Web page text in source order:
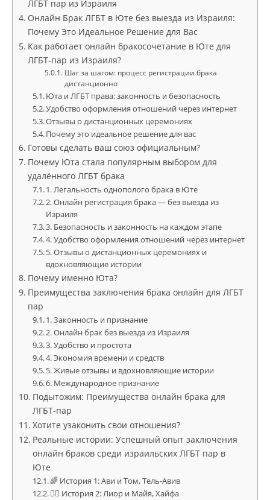
ЛГБТ пар из Израиля
Онлайн Брак ЛГБТ в Юте без выезда из Израиля:
Почему Это Идеальное Решение для Вас
Как работает онлайн бракосочетание в Юте для
ЛГБТ-пар из Израиля?
Шаг за шагом: процесс регистрации брака
дистанционно
Юта и ЛГБТ права: законность и безопасность
Удобство оформления отношений через интернет
Отзывы о дистанционных церемониях
Почему это идеальное решение для вас
Готовы сделать ваш союз официальным?
Почему Юта стала популярным выбором для
удалённого ЛГБТ брака
1. Легальность однополого брака в Юте
2. Онлайн регистрация брака — без выезда из
Израиля
3. Безопасность и законность на каждом этапе
4. Удобство оформления отношений через интернет
5. Отзывы о дистанционных церемониях и
вдохновляющие истории
Почему именно Юта?
Преимущества заключения брака онлайн для ЛГБТ
пар
1. Законность и признание
2. Онлайн брак без выезда из Израиля
3. Удобство и простота
4. Экономия времени и средств
5. Живые отзывы и вдохновляющие истории
6. Международное признание
Подытожим: Преимущества онлайн брака для
ЛГБТ-пар
Хотите узаконить свои отношения?
Реальные истории: Успешный опыт заключения
онлайн браков среди израильских ЛГБТ пар в
Юте
🌈 История 1: Ави и Том, Тель-Авив
🏳️‍🌈 История 2: Лиор и Майя, Хайфа